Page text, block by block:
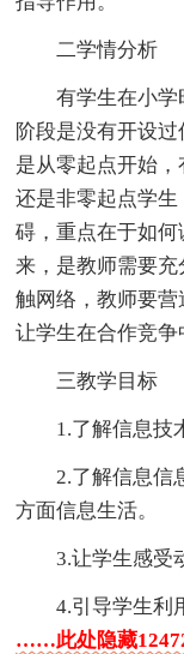
二学情分析
有学生在小
阶段是没有开设
是从零起点开始
还是非零起点学
碍，重点在于如
来，是教师需要
触网络，教师要营
让学生在合作竞争
三教学目标
1.了解信息技
2.了解信息信
方面信息生活。
3.让学生感受
4.引导学生利
……此处隐藏